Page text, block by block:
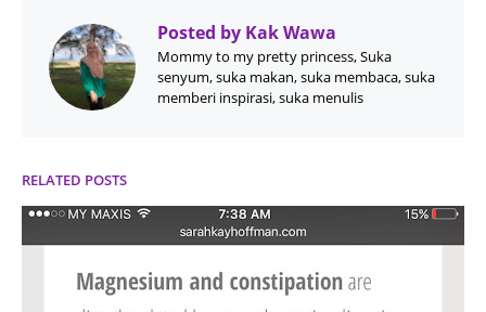
Posted by Kak Wawa
Mommy to my pretty princess, Suka
senyum, suka makan, suka membaca, suka
memberi inspirasi, suka menulis
RELATED POSTS